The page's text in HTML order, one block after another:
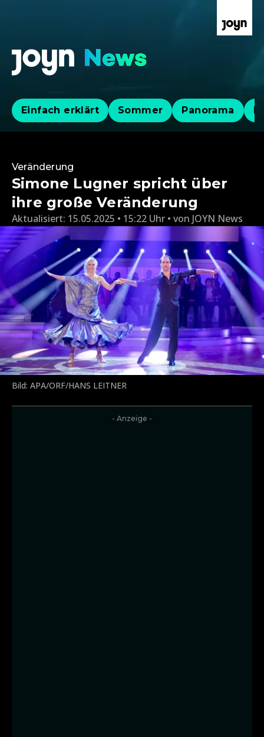
Einfach erklärt Sommer Panorama
Veränderung
Simone Lugner spricht über
ihre große Veränderung
Aktualisiert: 15.05.2025 • 15:22 Uhr von JOYN News
Bild: APA/ORF/HANS LEITNER
- Anzeige -